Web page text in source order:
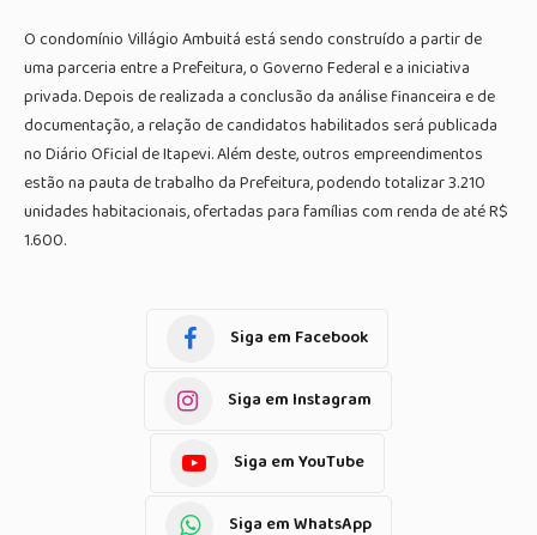
O condomínio Villágio Ambuitá está sendo construído a partir de
uma parceria entre a Prefeitura, o Governo Federal e a iniciativa
privada. Depois de realizada a conclusão da análise financeira e de
documentação, a relação de candidatos habilitados será publicada
no Diário Oficial de Itapevi. Além deste, outros empreendimentos
estão na pauta de trabalho da Prefeitura, podendo totalizar 3.210
unidades habitacionais, ofertadas para famílias com renda de até R$
1.600.
Siga em Facebook
Siga em Instagram
Siga em YouTube
Siga em WhatsApp